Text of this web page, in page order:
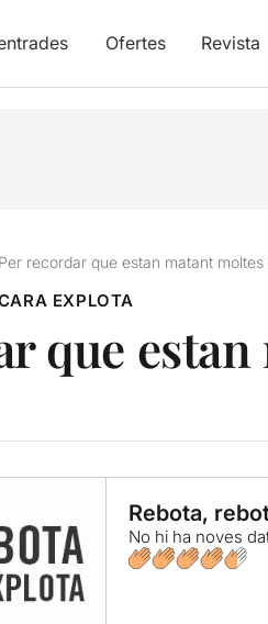
Ofertes Revista
Per recordar que estan matant moltes
EXPLOTA
que
Rebota,
No hi ha noves